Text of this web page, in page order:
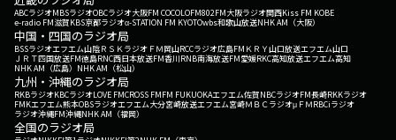
ABCラジオMBSラジオOBCラジオ大阪FM COCOLOFM802FM大阪ラジオ関西Kiss FM KOBE
e-radio FM滋賀KBS京都ラジオα-STATION FM KYOTOwbs和歌山放送NHK AM（大阪）
中国・四国のラジオ局
BSSラジオエフエム山陰ＲＳＫラジオ ＦＭ岡山RCCラジオ広島FM ＫＲＹ山口放送エフエム山口
ＪＲＴ四国放送FM徳島RNC西日本放送FM香川RNB南海放送FM愛媛RKC高知放送エフエム高知
NHK AM（広島） NHK AM（松山）
九州・沖縄のラジオ局
RKBラジオKBCラジオLOVE FMCROSS FMFM FUKUOKAエフエム佐賀NBCラジオFM長崎RKKラジオ
FMKエフエム熊本OBSラジオエフエム大分宮崎放送エフエム宮崎ＭＢＣラジオμＦＭRBCiラジオ
ラジオ沖縄FM沖縄NHK AM（福岡）
全国のラジオ局